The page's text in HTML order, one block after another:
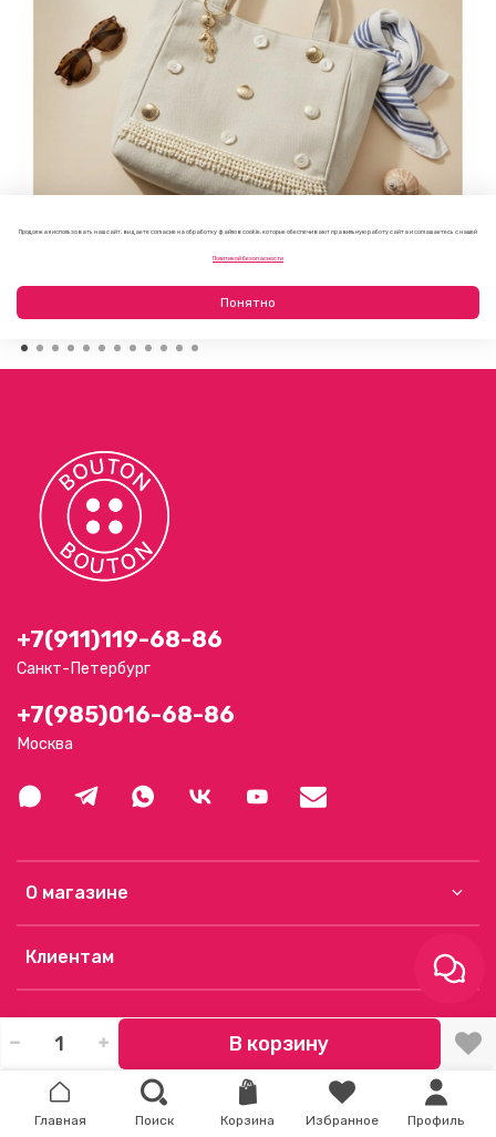
В корзину
О магазине
Клиентам
+7(911)119-68-86
Санкт-Петербург
+7(985)016-68-86
Москва
Главная Поиск Корзина Избранное Профиль
Продолжая использовать наш сайт, вы даете согласие на обработку файлов cookie, которые обеспечивают правильную работу сайта и соглашаетесь с нашей
Политикой безопасности
Понятно